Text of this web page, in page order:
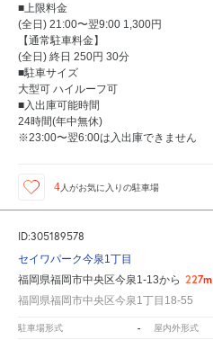
■上限料金
(全日) 21:00〜翌9:00 1,300円
【通常駐車料金】
(全日) 終日 250円 30分
■駐車サイズ
大型可 ハイルーフ可
■入出庫可能時間
24時間(年中無休)
※23:00〜翌6:00は入出庫できません
4 人がお気に入りの駐車場
ID:305189578
セイワパーク今泉1丁目
福岡県福岡市中央区今泉1-13から 227m
福岡県福岡市中央区今泉1丁目18-55
駐車場形式 - 屋内外形式